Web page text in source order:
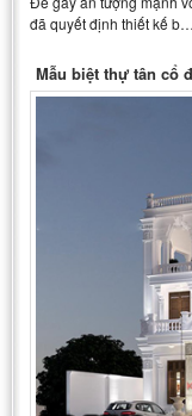
đã quyết định thiết kế b…
Mẫu biệt thự tân cổ